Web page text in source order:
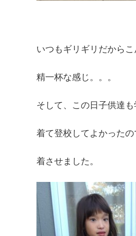
いつもギリギリだから
精一杯な感じ。。。
そして、この日子供達
着て登校してよかった
着させました。